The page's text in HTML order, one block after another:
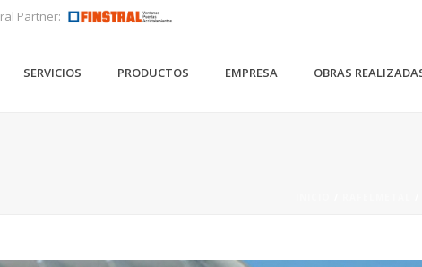
Partner:
SERVICIOS PRODUCTOS EMPRESA OBRAS